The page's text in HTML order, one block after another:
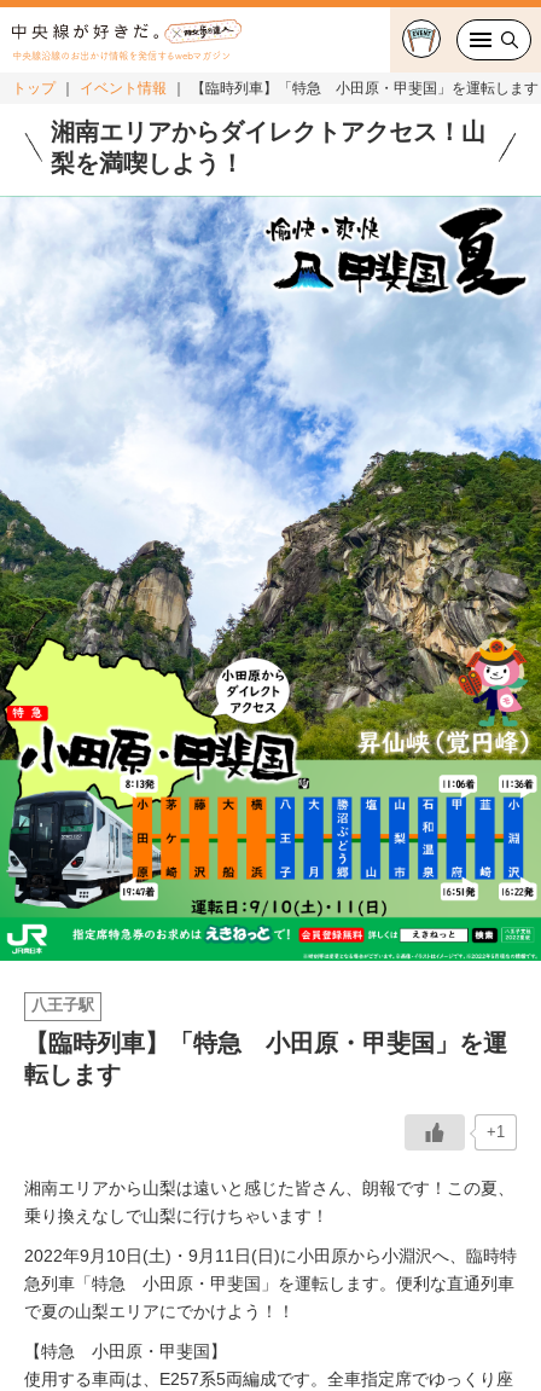
中央線沿線のお出かけ情報を発信するwebマガジン
グルメ・カフェ
スイーツ・テイクアウト
おでかけ
ショッピング
中央線カルチャー
中央線フェス
イベント情報
おしらせ
駅から
トップ イベント情報 【臨時列車】「特急 小田原・甲斐国」を運転します
湘南エリアからダイレクトアクセス！山
梨を満喫しよう！
八王子駅
【臨時列車】「特急 小田原・甲斐国」を運
転します
+1
湘南エリアから山梨は遠いと感じた皆さん、朗報です！この夏、
乗り換えなしで山梨に行けちゃいます！
2022年9月 10日(土) ・ 9月 11日(日)に小田原から小淵沢へ、臨時特
急列車「特急 小田原・甲斐国」を運転します。便利な直通列車
で夏の山梨エリアにでかけよう！！
【特急 小田原・甲斐国】
使用する車両は、E257系5両編成です。全車指定席でゆっくり座